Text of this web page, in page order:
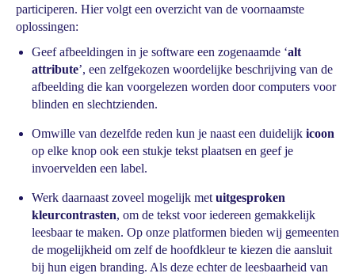
participeren. Hier volgt een overzicht van de voornaamste
oplossingen:
Geef afbeeldingen in je software een zogenaamde ‘alt
attribute’, een zelfgekozen woordelijke beschrijving van de
afbeelding die kan voorgelezen worden door computers voor
blinden en slechtzienden.
Omwille van dezelfde reden kun je naast een duidelijk icoon
op elke knop ook een stukje tekst plaatsen en geef je
invoervelden een label.
Werk daarnaast zoveel mogelijk met uitgesproken
kleurcontrasten, om de tekst voor iedereen gemakkelijk
leesbaar te maken. Op onze platformen bieden wij gemeenten
de mogelijkheid om zelf de hoofdkleur te kiezen die aansluit
bij hun eigen branding. Als deze echter de leesbaarheid van